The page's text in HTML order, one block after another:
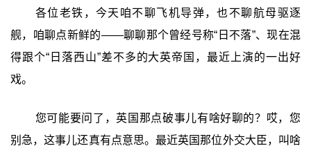
各位老铁，今天咱不聊飞机导弹，也不聊航母驱逐
舰，咱聊点新鲜的——聊聊那个曾经号称“日不落”、现在混
得跟个“日落西山”差不多的大英帝国，最近上演的一出好
戏。
您可能要问了，英国那点破事儿有啥好聊的？哎，您
别急，这事儿还真有点意思。最近英国那位外交大臣，叫啥